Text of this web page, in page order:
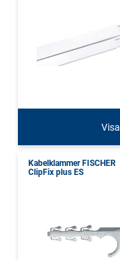
Visa
Kabelklammer FISCHER
ClipFix plus ES